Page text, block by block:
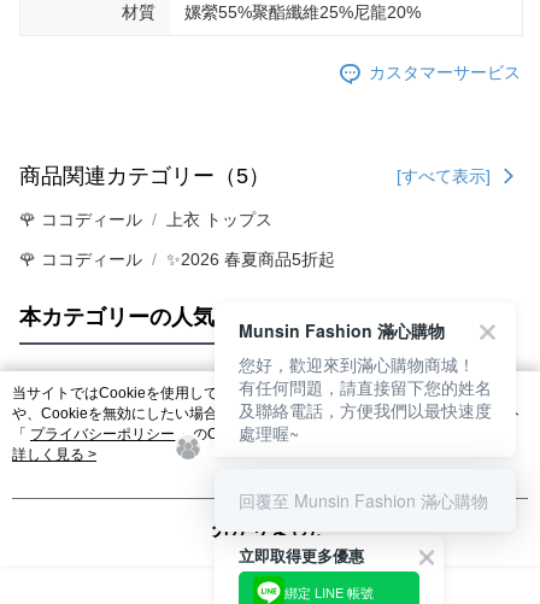
材質 嫘縈55%聚酯纖維25%尼龍20%
カスタマーサービス
商品関連カテゴリー（5） [すべて表示]
🌹 ココディール 上衣 トップス
🌹 ココディール ✨2026 春夏商品5折起
本カテゴリーの人気商品 サイト全体のランキング
人気タグ
当サイトではCookieを使用しています。当サイトのCookie使用に関する詳細
や、Cookieを無効にしたい場合のブラウザでの設定方法については、当サイト
「 プライバシーポリシー 」のCookieポリシーをご参照ください。お客さま
が、当サイトを引き続き使用される場合、当社がサイト利用規約のCookieポリ
詳しく見る >
分かりました
立即取得更多優惠
綁定 LINE 帳號
Munsin Fashion 滿心購物
您好，歡迎來到滿心購物商城！
有任何問題，請直接留下您的姓名
及聯絡電話，方便我們以最快速度
處理喔~
回覆至 Munsin Fashion 滿心購物